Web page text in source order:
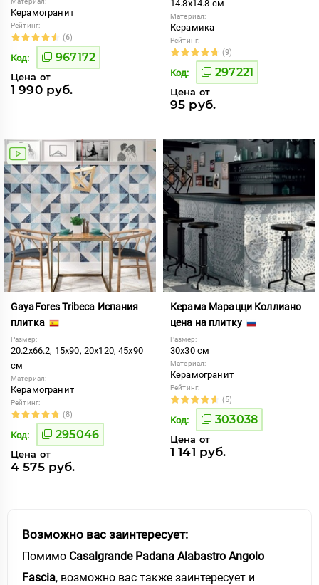
Керамогранит
Рейтинг:
(6)
Код: 967172
Цена от
1 990 руб.
14.8x14.8 см
Материал:
Керамика
Рейтинг:
(9)
Код: 297221
Цена от
95 руб.
GayaFores Tribeca Испания
плитка
Размер:
20.2x66.2, 15x90, 20x120, 45x90
см
Материал:
Керамогранит
Рейтинг:
(8)
Код: 295046
Цена от
4 575 руб.
Керама Марацци Коллиано
цена на плитку
Размер:
30x30 см
Материал:
Керамогранит
Рейтинг:
(5)
Код: 303038
Цена от
1 141 руб.
Возможно вас заинтересует:
Помимо Casalgrande Padana Alabastro Angolo
Fascia, возможно вас также заинтересует и